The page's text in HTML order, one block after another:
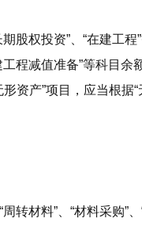
股权投资”、“在建工
程减值准备”等科目
资产”项目，应当根
转材料”、“材料采购”